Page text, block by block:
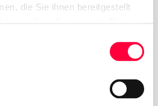
die Sie ihnen bereitgestellt
Webseite weiterhin nutzen.
besitzen oder
das